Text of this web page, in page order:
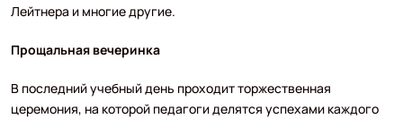
Лейтнера и многие другие.
Прощальная вечеринка
В последний учебный день проходит торжественная
церемония, на которой педагоги делятся успехами каждого